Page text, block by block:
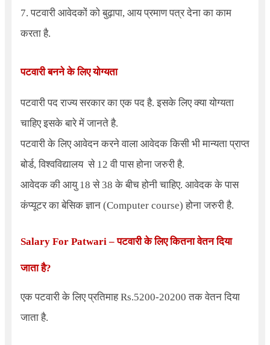
7. पटवारी आवेदकों को बुढ़ापा, आय प्रमाण पत्र देना का काम
करता है.
पटवारी बनने के लिएयोग्यता
पटवारी पद राज्य सरकार का एक पद है. इसके लिए क्या योग्यता
चाहिए इसके बारे में जानते है.
पटवारी के लिए आवेदन करने वाला आवेदक किसी भी मान्यता प्राप्त
बोर्ड, विश्वविद्यालय से 12 वी पास होना जरुरी है.
आवेदक की आयु 18 से 38 के बीच होनी चाहिए. आवेदक के पास
कंप्यूटर का बेसिक ज्ञान (Computer course) होना जरुरी है.
Salary For Patwari –पटवारी के लिए कितना वेतन दिया
जाता है?
एक पटवारी के लिए प्रतिमाहRs.5200-20200तक वेतन दिया
जाता है.